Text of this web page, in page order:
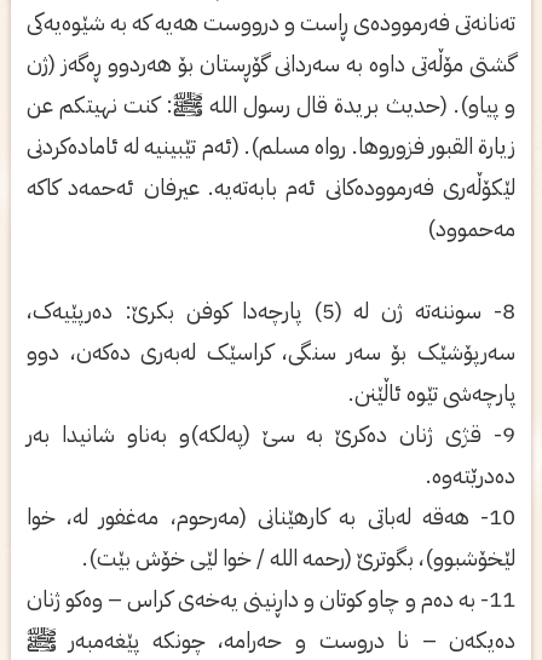
تەنانەتى فەرموودەى ڕاست و درووست هەيە كە بە شێوەيەكى
گشتى مۆڵەتى داوە بە سەردانى گۆڕستان بۆ هەردوو ڕەگەز (ژن
و پياو). (حديث بريدة قال رسول الله ﷺ: كنت نهيتكم عن
زيارة القبور فزوروها. رواه مسلم). (ئەم تێبينيه لە ئامادەكردنى
لێكۆڵەرى فەرموودەكانى ئەم بابەتەيە. عيرفان ئەحمەد كاكە
مەحموود)
8- سوننەتە ژن لە (5) پارچەدا کوفن بکرێ: دەرپێیەک،
سەرپۆشێک بۆ سەر سنگى، کراسێک لەبەرى دەکەن، دوو
پارچەشى تێوە ئاڵێنن.
9- قژى ژنان دەکرێ بە سێ (پەلکە)و بەناو شانیدا بەر
دەدرێتەوە.
10- هەقە لەباتى بە کارهێنانى (مەرحوم، مەغفور لە، خوا
لێخۆشبوو)، بگوترێ (رحمه الله / خوا لێى خۆش بێت).
11- بە دەم و چاو کوتان و داڕنینى یەخەى کراس – وەکو ژنان
دەیکەن – نا دروست و حەرامە، چونکە پێغەمبەر ﷺ